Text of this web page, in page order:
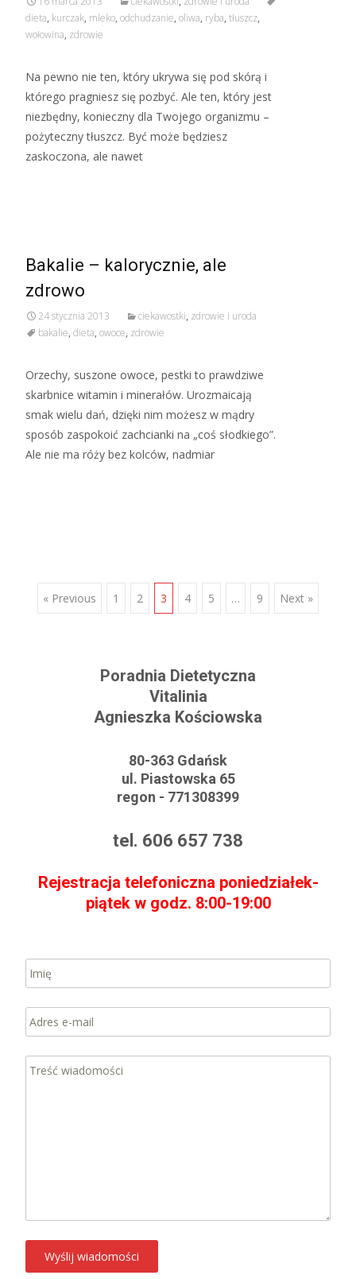
dieta, kurczak, mleko, odchudzanie, oliwa, ryba, tłuszcz,
wołowina, zdrowie
Na pewno nie ten, który ukrywa się pod skórą i
którego pragniesz się pozbyć. Ale ten, który jest
niezbędny, konieczny dla Twojego organizmu –
pożyteczny tłuszcz. Być może będziesz
zaskoczona, ale nawet
Bakalie – kalorycznie, ale
zdrowo
24 stycznia 2013 ciekawostki, zdrowie i uroda
bakalie, dieta, owoce, zdrowie
Orzechy, suszone owoce, pestki to prawdziwe
skarbnice witamin i minerałów. Urozmaicają
smak wielu dań, dzięki nim możesz w mądry
sposób zaspokoić zachcianki na „coś słodkiego”.
Ale nie ma róży bez kolców, nadmiar
« Previous 1 2 3 4 5 … 9 Next »
Poradnia Dietetyczna
Vitalinia
Agnieszka Kościowska
80-363 Gdańsk
ul. Piastowska 65
regon - 771308399
tel. 606 657 738
Rejestracja telefoniczna poniedziałek-
piątek w godz. 8:00-19:00